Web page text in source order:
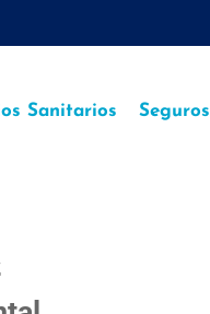
Sanitarios Seguros